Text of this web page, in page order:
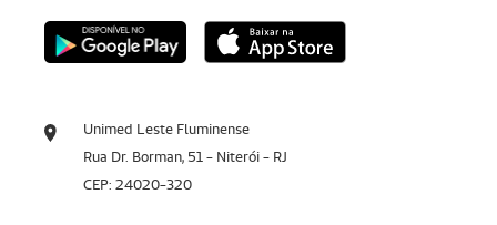
Unimed Leste Fluminense
Rua Dr. Borman, 51 - Niterói - RJ
CEP: 24020-320